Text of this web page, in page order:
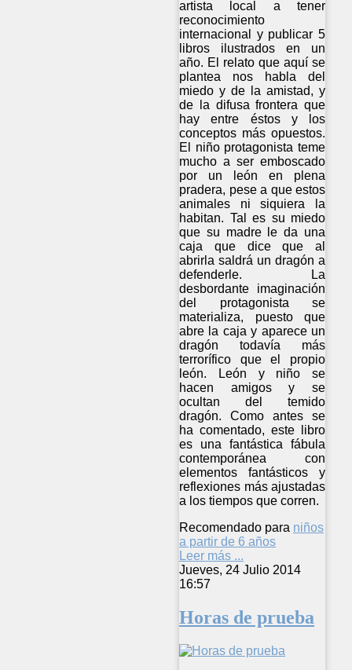
artista local a tener
reconocimiento
internacional y publicar 5
libros ilustrados en un
año. El relato que aquí se
plantea nos habla del
miedo y de la amistad, y
de la difusa frontera que
hay entre éstos y los
conceptos más opuestos.
El niño protagonista teme
mucho a ser emboscado
por un león en plena
pradera, pese a que estos
animales ni siquiera la
habitan. Tal es su miedo
que su madre le da una
caja que dice que al
abrirla saldrá un dragón a
defenderle. La
desbordante imaginación
del protagonista se
materializa, puesto que
abre la caja y aparece un
dragón todavía más
terrorífico que el propio
león. León y niño se
hacen amigos y se
ocultan del temido
dragón. Como antes se
ha comentado, este libro
es una fantástica fábula
contemporánea con
elementos fantásticos y
reflexiones más ajustadas
a los tiempos que corren.
Recomendado para niños
a partir de 6 años
Leer más ...
Jueves, 24 Julio 2014
16:57
Horas de prueba